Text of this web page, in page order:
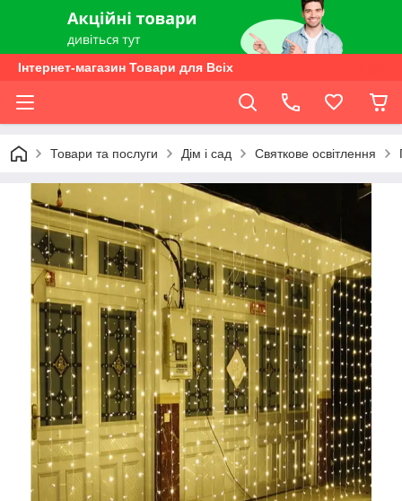
Інтернет-магазин Товари для Всіх
Товари та послуги Дім і сад Святкове освітлення